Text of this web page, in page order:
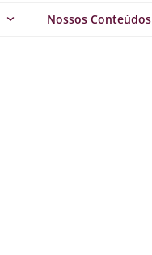
Nossos Conteúdos